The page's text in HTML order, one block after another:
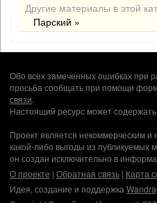
Другие материалы в этой
Парский »
Обо всех замеченных ошибках при
просьба сообщать при помощи
связи.
Настоящий ресурс может
Проект является некоммерческим
какой-либо выгоды из публикуемых
он создан исключительно в
О проекте | Обратная связь | Карта
Идея, создание и поддержка